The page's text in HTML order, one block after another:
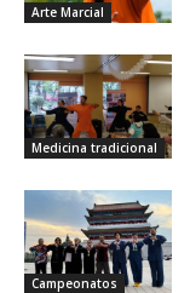
Arte Marcial
Medicina tradicional
Campeonatos